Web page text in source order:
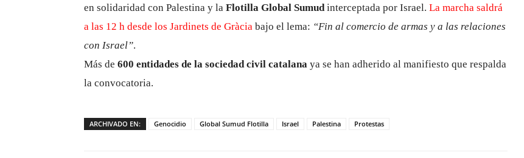
en solidaridad con Palestina y la Flotilla Global Sumudinterceptada por Israel. La marcha saldrá
a las 12 h desde los Jardinets de Gràcia bajo el lema: “Fin al comercio de armas y a las relaciones
con Israel”.
Más de 600 entidades de la sociedad civil catalana ya se han adherido al manifiesto que respalda
la convocatoria.
ARCHIVADO EN: Genocidio Global Sumud Flotilla Israel Palestina Protestas